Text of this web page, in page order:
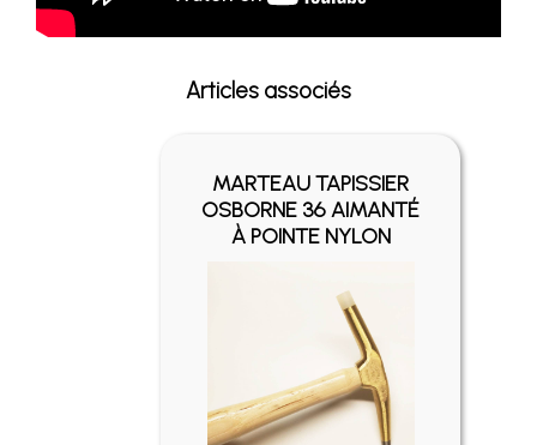
Articles associés
MARTEAU TAPISSIER
OSBORNE 36 AIMANTÉ
À POINTE NYLON